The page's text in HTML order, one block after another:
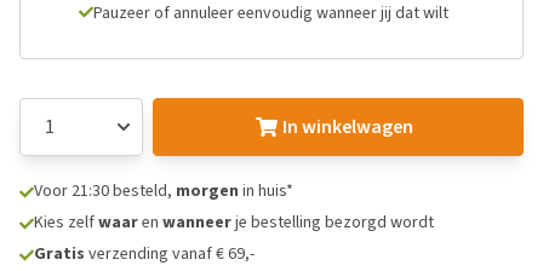
Pauzeer of annuleer eenvoudig wanneer jij dat wilt
In winkelwagen
Voor 21:30 besteld, morgen in huis*
Kies zelfwaaren wanneerje bestelling bezorgd wordt
Gratis verzending vanaf € 69,-